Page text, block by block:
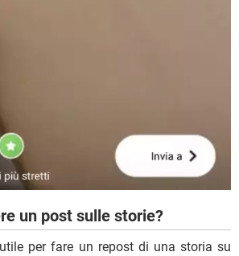
un post sulle storie?
utile per fare un repost di una storia su